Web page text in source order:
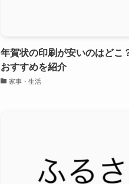
年賀状の印刷が安いのはどこ
おすすめを紹介
家事・生活